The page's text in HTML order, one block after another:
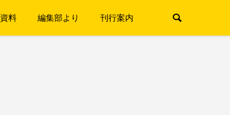
資料 編集部より 刊行案内